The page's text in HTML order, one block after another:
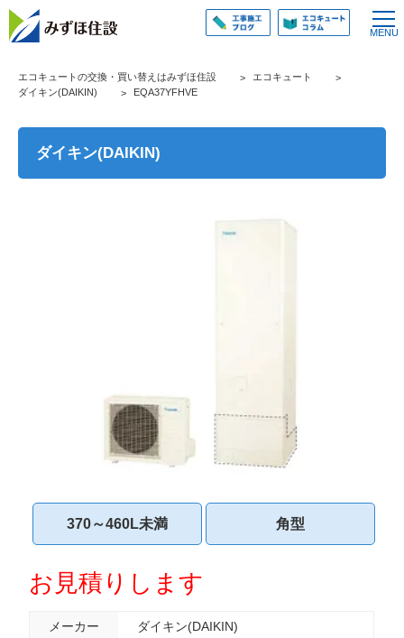
エコキュートの交換・買い替えはみずほ住設
エコキュート
ダイキン(DAIKIN)
EQA37YFHVE
ダイキン(DAIKIN)
370～460L未満 角型
お見積りします
メーカー ダイキン(DAIKIN)